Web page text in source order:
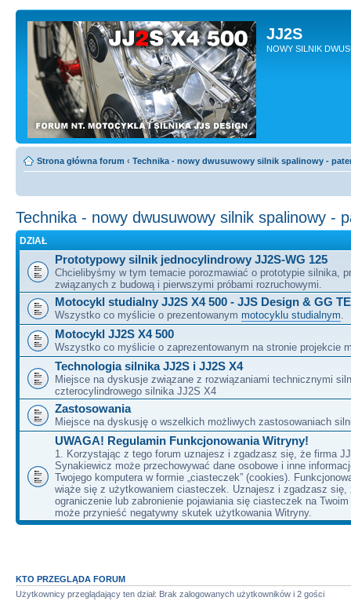
JJ2S
NOWY SILNIK
Strona główna forum ‹ Technika - nowy dwusuwowy silnik spalinowy -
Technika - nowy dwusuwowy silnik spalinowy -
DZIAŁ
Prototypowy silnik jednocylindrowy JJ2S-WG 125
Chcielibyśmy w tym temacie porozmawiać o prototypie silnika,
związanych z budową i pierwszymi próbami rozruchowymi.
Motocykl studialny JJ2S X4 500 - JJS Design & GG
Wszystko co myślicie o prezentowanym motocyklu studialnym.
Motocykl JJ2S X4 500
Wszystko co myślicie o zaprezentowanym na stronie projekcie
Technologia silnika JJ2S i JJ2S X4
Miejsce na dyskusje związane z rozwiązaniami technicznymi
czterocylindrowego silnika JJ2S X4
Zastosowania
Miejsce na dyskusję o wszelkich możliwych zastosowaniach
UWAGA! Regulamin Funkcjonowania Witryny!
1. Korzystając z tego forum uznajesz i zgadzasz się, że firma
Synakiewicz może przechowywać dane osobowe i inne
Twojego komputera w formie „ciasteczek” (cookies).
wiąże się z użytkowaniem ciasteczek. Uznajesz i zgadzasz się,
ograniczenie lub zabronienie pojawiania się ciasteczek na
może przynieść negatywny skutek użytkowania Witryny.
KTO PRZEGLĄDA FORUM
Użytkownicy przeglądający ten dział: Brak zalogowanych użytkowników i 2 gości